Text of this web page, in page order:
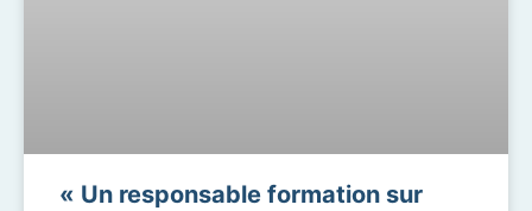
« Un responsable formation sur